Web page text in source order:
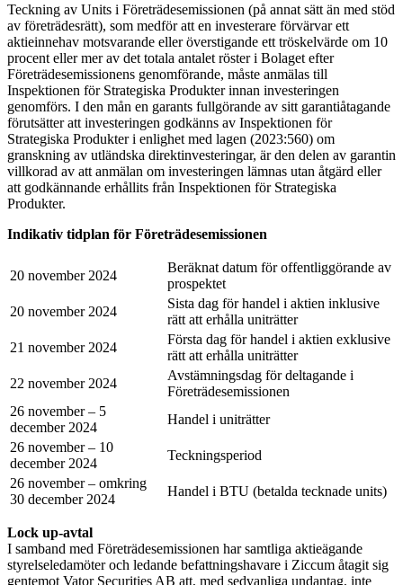
Teckning av Units i Företrädesemissionen (på annat sätt än med stöd
av företrädesrätt), som medför att en investerare förvärvar ett
aktieinnehav motsvarande eller överstigande ett tröskelvärde om 10
procent eller mer av det totala antalet röster i Bolaget efter
Företrädesemissionens genomförande, måste anmälas till
Inspektionen för Strategiska Produkter innan investeringen
genomförs. I den mån en garants fullgörande av sitt garantiåtagande
förutsätter att investeringen godkänns av Inspektionen för
Strategiska Produkter i enlighet med lagen (2023:560) om
granskning av utländska direktinvesteringar, är den delen av garantin
villkorad av att anmälan om investeringen lämnas utan åtgärd eller
att godkännande erhållits från Inspektionen för Strategiska
Produkter.
Indikativ tidplan för Företrädesemissionen
20 november 2024
Beräknat datum för offentliggörande av
prospektet
20 november 2024
Sista dag för handel i aktien inklusive
rätt att erhålla uniträtter
21 november 2024
Första dag för handel i aktien exklusive
rätt att erhålla uniträtter
22 november 2024
Avstämningsdag för deltagande i
Företrädesemissionen
26 november – 5
december 2024
Handel i uniträtter
26 november – 10
december 2024
Teckningsperiod
26 november – omkring
30 december 2024
Handel i BTU (betalda tecknade units)
Lock up-avtal
I samband med Företrädesemissionen har samtliga aktieägande
styrelseledamöter och ledande befattningshavare i Ziccum åtagit sig
gentemot Vator Securities AB att, med sedvanliga undantag, inte